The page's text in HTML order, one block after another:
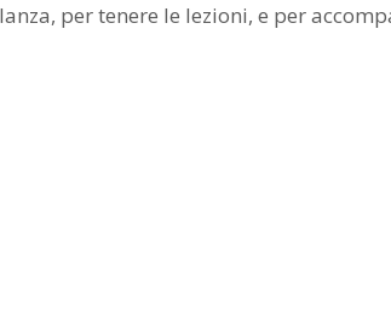
per tenere le lezioni, e per